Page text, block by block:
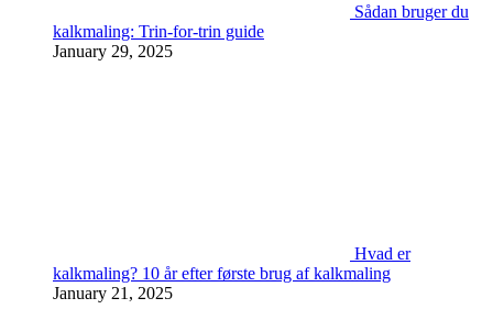
Sådan bruger du
kalkmaling: Trin-for-trin guide
January 29, 2025
Hvad er
kalkmaling? 10 år efter første brug af kalkmaling
January 21, 2025